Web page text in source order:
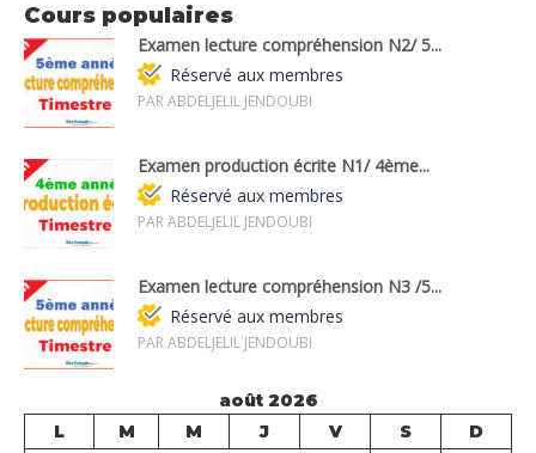
Cours populaires
Examen lecture compréhension N2/ 5...
Réservé aux membres
PAR ABDELJELIL JENDOUBI
Examen production écrite N1/ 4ème...
Réservé aux membres
PAR ABDELJELIL JENDOUBI
Examen lecture compréhension N3 /5...
Réservé aux membres
PAR ABDELJELIL JENDOUBI
août 2026
L
M M J V S
D